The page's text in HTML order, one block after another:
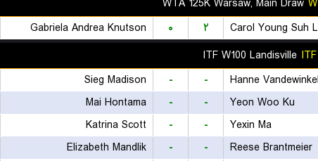
WTA 125K Warsaw, Main Draw
Carol Young Suh
۲ ۰ Gabriela Andrea Knutson
ITF W100 Landisville
Hanne Vandewinkel
-
-
Sieg Madison
Yeon Woo Ku
-
-
Mai Hontama
Yexin Ma
-
-
Katrina Scott
Reese Brantmeier
-
-
Elizabeth Mandlik